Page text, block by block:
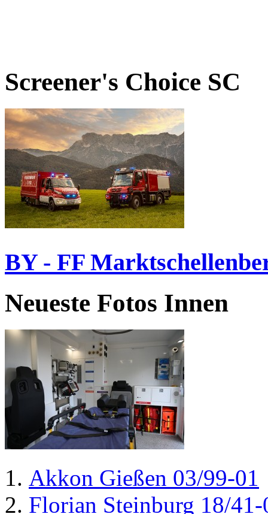
Screener's Choice SC
BY - FF
Neueste Fotos Innen
Akkon Gießen 03/99-01
Florian Steinburg 18/41-